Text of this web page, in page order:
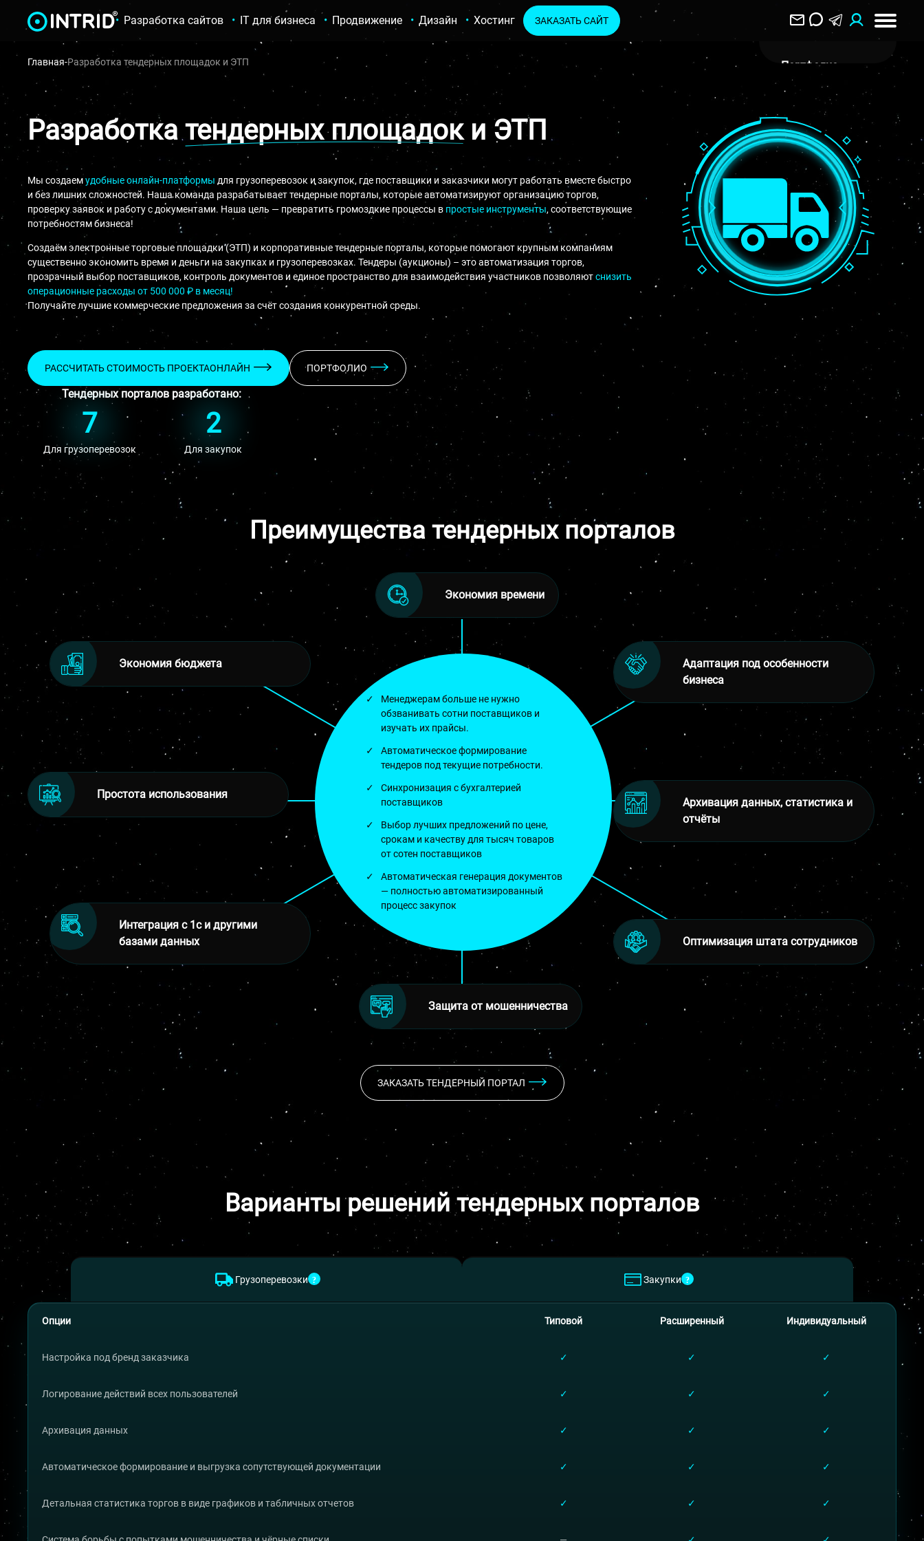
Разработка сайтов IT для бизнеса Продвижение Дизайн Хостинг ЗАКАЗАТЬ САЙТ
Портфолио
О Компании
Клиентам
Отзывы
Блог
Вакансии
Контакты
Воронеж
ул. Пятницкого 40
ЗАКАЗАТЬ САЙТ
Главная-Разработка тендерных площадок и ЭТП
Разработкатендерных площадоки ЭТП
Мы создаемудобные онлайн-платформы для грузоперевозок и закупок, где поставщики и заказчики могут работать вместе быстро
и без лишних сложностей. Наша команда разрабатывает тендерные порталы, которые автоматизируют организацию торгов,
проверку заявок и работу с документами. Наша цель — превратить громоздкие процессы в простые инструменты, соответствующие
потребностям бизнеса!
Создаём электронные торговые площадки (ЭТП) и корпоративные тендерные порталы, которые помогают крупным компаниям
существенно экономить время и деньги на закупках и грузоперевозках. Тендеры (аукционы) – это автоматизация торгов,
прозрачный выбор поставщиков, контроль документов и единое пространство для взаимодействия участников позволяютснизить
операционные расходы от 500 000 ₽ в месяц!
Получайте лучшие коммерческие предложения за счёт создания конкурентной среды.
РАССЧИТАТЬ СТОИМОСТЬ ПРОЕКТАОНЛАЙН ПОРТФОЛИО
Тендерных порталов разработано:
7
Для грузоперевозок
2
Для закупок
Преимущества тендерных порталов
Экономия бюджета
Простота использования
Интеграция с 1с и другими
базами данных
Экономия времени
Менеджерам больше не нужно
обзванивать сотни поставщиков и
изучать их прайсы.
Автоматическое формирование
тендеров под текущие потребности.
Синхронизация с бухгалтерией
поставщиков
Выбор лучших предложений по цене,
срокам и качеству для тысяч товаров
от сотен поставщиков
Автоматическая генерация документов
— полностью автоматизированный
процесс закупок
Адаптация под особенности
бизнеса
Архивация данных, статистика и
отчёты
Оптимизация штата сотрудников
Защита от мошенничества
ЗАКАЗАТЬ ТЕНДЕРНЫЙ ПОРТАЛ
Варианты решений тендерных порталов
Грузоперевозки Закупки
Опции Типовой Расширенный Индивидуальный
Настройка под бренд заказчика ✓ ✓ ✓
Логирование действий всех пользователей ✓ ✓ ✓
Архивация данных ✓ ✓ ✓
Автоматическое формирование и выгрузка сопутствующей документации ✓ ✓ ✓
Детальная статистика торгов в виде графиков и табличных отчетов ✓ ✓ ✓